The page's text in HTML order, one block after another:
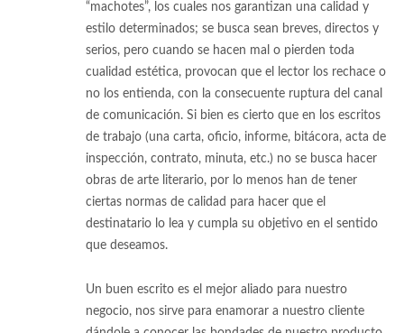
“machotes”, los cuales nos garantizan una calidad y
estilo determinados; se busca sean breves, directos y
serios, pero cuando se hacen mal o pierden toda
cualidad estética, provocan que el lector los rechace o
no los entienda, con la consecuente ruptura del canal
de comunicación. Si bien es cierto que en los escritos
de trabajo (una carta, oficio, informe, bitácora, acta de
inspección, contrato, minuta, etc.) no se busca hacer
obras de arte literario, por lo menos han de tener
ciertas normas de calidad para hacer que el
destinatario lo lea y cumpla su objetivo en el sentido
que deseamos.
Un buen escrito es el mejor aliado para nuestro
negocio, nos sirve para enamorar a nuestro cliente